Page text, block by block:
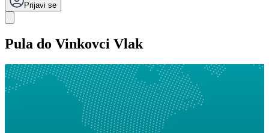
Prijavi se
Pula do Vinkovci Vlak